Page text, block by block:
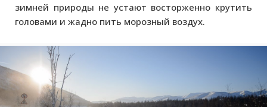
зимней природы не устают восторженно крутить
головами и жадно пить морозный воздух.